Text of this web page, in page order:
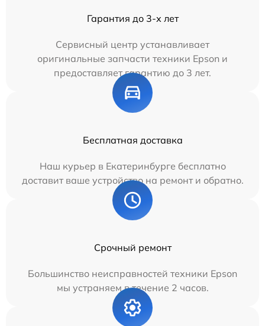
Гарантия до 3-х лет
Сервисный центр устанавливает
оригинальные запчасти техники Epson и
предоставляет гарантию до 3 лет.
Бесплатная доставка
Наш курьер в Екатеринбурге бесплатно
доставит ваше устройство на ремонт и обратно.
Срочный ремонт
Большинство неисправностей техники Epson
мы устраняем в течение 2 часов.